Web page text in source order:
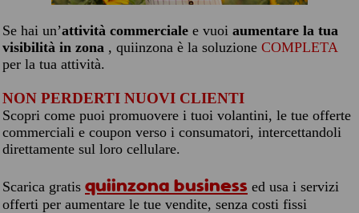
Se hai un’attività commerciale e vuoi aumentare la tua
visibilità in zona , quiinzona è la soluzione COMPLETA
per la tua attività.
NON PERDERTI NUOVI CLIENTI
Scopri come puoi promuovere i tuoi volantini, le tue offerte
commerciali e coupon verso i consumatori, intercettandoli
direttamente sul loro cellulare.
Scarica gratis quiinzona business ed usa i servizi
offerti per aumentare le tue vendite, senza costi fissi